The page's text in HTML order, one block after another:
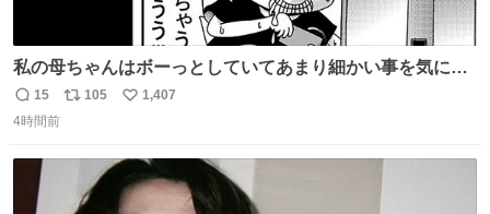
私の母ちゃんはボーっとしていてあまり細かい事を気にし
ません。優秀な人の多い現代の価値観から見ると、あまり
優秀な母親ではないかもしれません。でも、だからこそ、
返
信
15
リ
105
い
1,407
4時間前